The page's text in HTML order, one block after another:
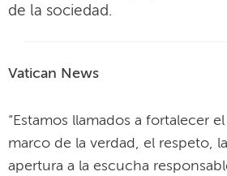
de la sociedad.
Vatican News
“Estamos llamados a fortalecer
marco de la verdad, el respeto,
apertura a la escucha